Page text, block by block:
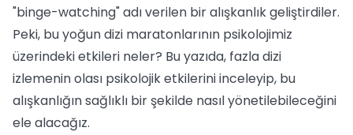
"binge-watching" adı verilen bir alışkanlık geliştirdiler.
Peki, bu yoğun dizi maratonlarının psikolojimiz
üzerindeki etkileri neler? Bu yazıda, fazla dizi
izlemenin olası psikolojik etkilerini inceleyip, bu
alışkanlığın sağlıklı bir şekilde nasıl yönetilebileceğini
ele alacağız.